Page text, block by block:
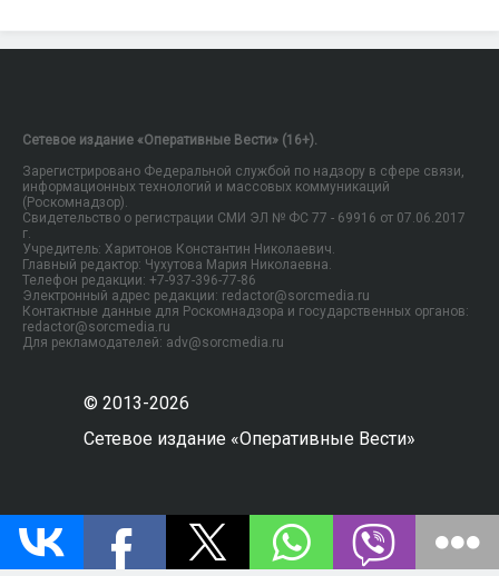
Сетевое издание «Оперативные Вести» (16+).
Зарегистрировано Федеральной службой по надзору в сфере связи,
информационных технологий и массовых коммуникаций
(Роскомнадзор).
Свидетельство о регистрации СМИ ЭЛ № ФС 77 - 69916 от 07.06.2017
г.
Учредитель: Харитонов Константин Николаевич.
Главный редактор: Чухутова Мария Николаевна.
Телефон редакции: +7-937-396-77-86
Электронный адрес редакции: redactor@sorcmedia.ru
Контактные данные для Роскомнадзора и государственных органов:
redactor@sorcmedia.ru
Для рекламодателей: adv@sorcmedia.ru
© 2013-2026
Сетевое издание «Оперативные Вести»